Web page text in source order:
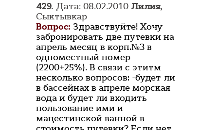
429. Дата: 08.02.2010 Лилия,
Сыктывкар
Вопрос: Здравствуйте! Хочу
забронировать две путевки на
апрель месяц в корп.№3 в
одноместный номер
(2200+25%). В связи с этитм
несколько вопросов: -будет ли
в бассейнах в апреле морская
вода и будет ли входить
пользование ими и
мацестинской ванной в